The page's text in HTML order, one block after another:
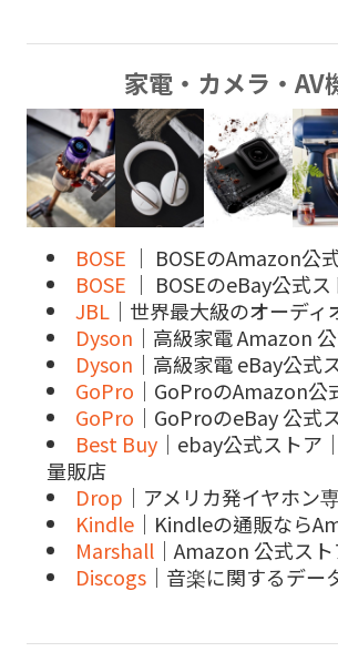
家電・カメラ・AV
BOSE ｜ BOSEのAmazon公
BOSE ｜ BOSEのeBay公式
JBL ｜世界最大級のオーディ
Dyson ｜高級家電 Amazon
Dyson ｜高級家電 eBay公式
GoPro ｜GoProのAmazon公
GoPro ｜GoProのeBay 公式
Best Buy ｜ebay公式ストア
量販店
Drop ｜アメリカ発イヤホン
Kindle ｜Kindleの通販なら
Marshall ｜Amazon 公式ス
Discogs ｜音楽に関するデー